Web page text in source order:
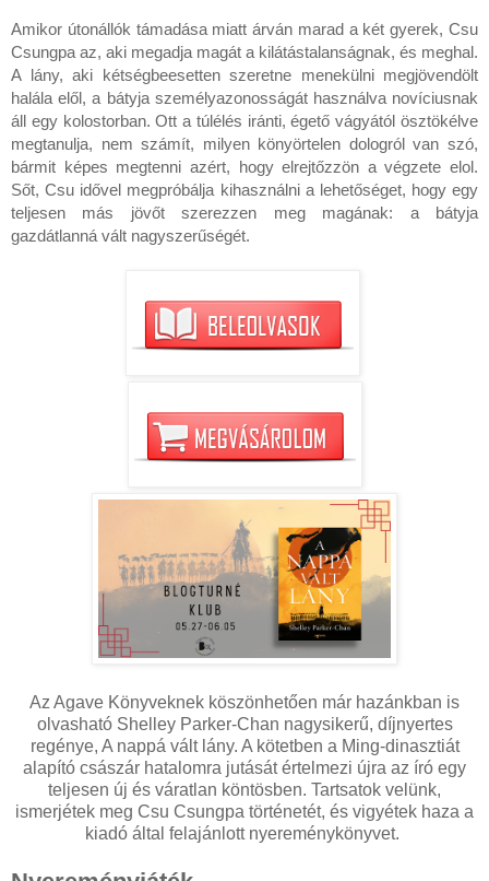
Amikor útonállók támadása miatt árván marad a két gyerek, Csu
Csungpa az, aki megadja magát a kilátástalanságnak, és meghal.
A lány, aki kétségbeesetten szeretne menekülni megjövendölt
halála elől, a bátyja személyazonosságát használva novíciusnak
áll egy kolostorban. Ott a túlélés iránti, égető vágyától ösztökélve
megtanulja, nem számít, milyen könyörtelen dologról van szó,
bármit képes megtenni azért, hogy elrejtőzzön a végzete elol.
Sőt, Csu idővel megpróbálja kihasználni a lehetőséget, hogy egy
teljesen más jövőt szerezzen meg magának: a bátyja
Az Agave Könyveknek köszönhetően már hazánkban is
olvasható Shelley Parker-Chan nagysikerű, díjnyertes
regénye, A nappá vált lány. A kötetben a Ming-dinasztiát
alapító császár hatalomra jutását értelmezi újra az író egy
teljesen új és váratlan köntösben. Tartsatok velünk,
ismerjétek meg Csu Csungpa történetét, és vigyétek haza a
kiadó által felajánlott nyereménykönyvet.